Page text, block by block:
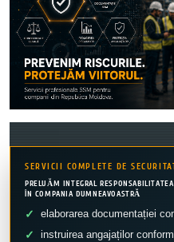
SERVICII COMPLETE DE
PRELUĂM INTEGRAL
ÎN COMPANIA DUMNEAVOASTRĂ
elaborarea documentației
instruirea angajaților